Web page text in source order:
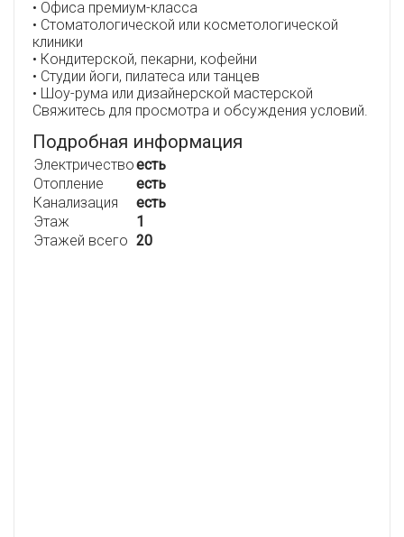
• Офиса премиум-класса
• Стоматологической или косметологической
клиники
• Кондитерской, пекарни, кофейни
• Студии йоги, пилатеса или танцев
• Шоу-рума или дизайнерской мастерской
Свяжитесь для просмотра и обсуждения условий.
Подробная информация
Электричествоесть
Отопление
есть
Канализация
есть
Этаж
1
Этажей всего 20